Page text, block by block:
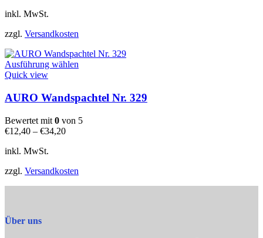
gewählt
inkl. MwSt.
zzgl. Versandkosten
Ausführung wählen
mehrere
Varianten
auf.
Die
Quick view
AURO Wandspachtel Nr. 329
Bewertet mit 0 von 5
€12,40 – €34,20
inkl. MwSt.
zzgl. Versandkosten
Über uns